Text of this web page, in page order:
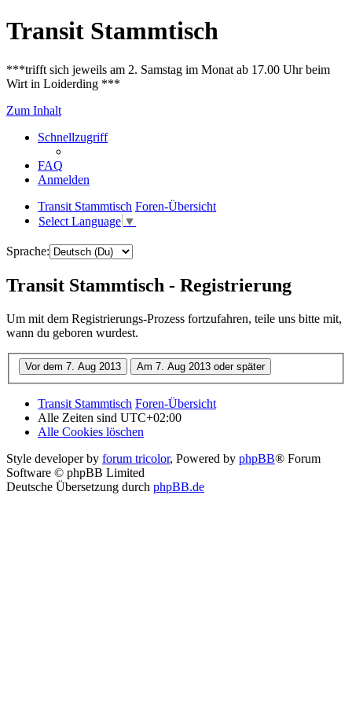
Transit Stammtisch
***trifft sich jeweils am 2. Samstag im Monat ab 17.00 Uhr beim
Wirt in Loiderding ***
Zum Inhalt
Schnellzugriff
FAQ
Anmelden
Transit Stammtisch Foren-Übersicht
Select Language ▼
Sprache:
Transit Stammtisch - Registrierung
Um mit dem Registrierungs-Prozess fortzufahren, teile uns bitte mit,
wann du geboren wurdest.
Transit Stammtisch Foren-Übersicht
Alle Zeiten sind UTC+02:00
Alle Cookies löschen
Style developer by forum tricolor, Powered by phpBB® Forum
Software © phpBB Limited
Deutsche Übersetzung durch phpBB.de